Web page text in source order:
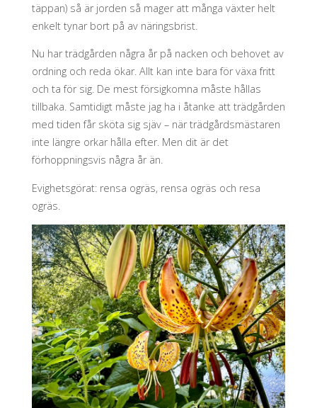
täppan) så är jorden så mager att många växter helt
enkelt tynar bort på av näringsbrist.
Nu har trädgården några år på nacken och behovet av
ordning och reda ökar. Allt kan inte bara för växa fritt
och ta för sig. De mest försigkomna måste hållas
tillbaka. Samtidigt måste jag ha i åtanke att trädgården
med tiden får sköta sig sjäv – när trädgårdsmästaren
inte längre orkar hålla efter. Men dit är det
förhoppningsvis några år än.
Evighetsgörat: rensa ogräs, rensa ogräs och resa
ogräs.